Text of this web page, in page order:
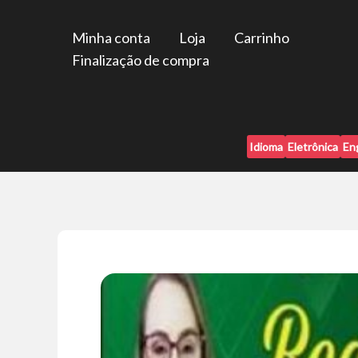
Minha conta Loja
Carrinho
Finalização de compra
Idioma Eletrônica